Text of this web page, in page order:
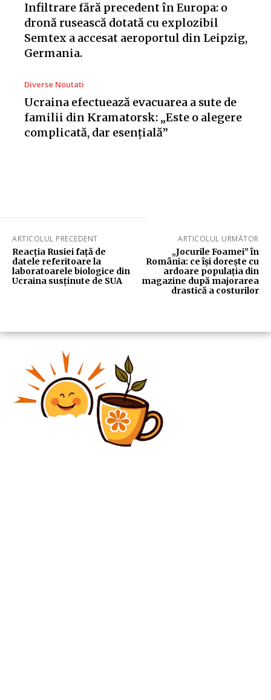
Infiltrare fără precedent în Europa: o
dronă rusească dotată cu explozibil
Semtex a accesat aeroportul din Leipzig,
Germania.
Diverse Noutati
Ucraina efectuează evacuarea a sute de
familii din Kramatorsk: „Este o alegere
complicată, dar esențială”
ARTICOLUL PRECEDENT
Reacția Rusiei față de
datele referitoare la
laboratoarele biologice din
Ucraina susținute de SUA
ARTICOLUL URMĂTOR
„Jocurile Foamei” în
România: ce își dorește cu
ardoare populația din
magazine după majorarea
drastică a costurilor